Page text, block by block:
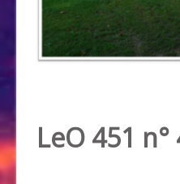
LeO 451 n°